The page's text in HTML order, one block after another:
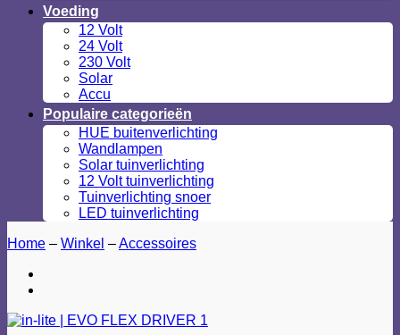
Voeding
12 Volt
24 Volt
230 Volt
Solar
Accu
Populaire categorieën
HUE buitenverlichting
Wandlampen
Solar tuinverlichting
12 Volt tuinverlichting
Tuinverlichting snoer
LED tuinverlichting
Home – Winkel –Accessoires